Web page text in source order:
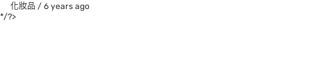
化妝品 / 6 years ago
*/?>